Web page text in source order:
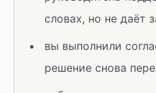
словах, но не даёт
вы выполнили
решение снова